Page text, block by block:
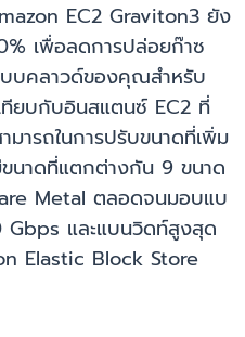
EC2 Graviton3 ยัง
เพื่อลดการปล่อยก๊าซ
บบคลาวด์ของคุณสำหรับ
ทียบกับอินสแตนซ์ EC2 ที่
มารถในการปรับขนาดที่เพิ่ม
นาดที่แตกต่างกัน 9 ขนาด
Metal ตลอดจนมอบแบ
Gbps และแบนวิดท์สูงสุด
Elastic Block Store